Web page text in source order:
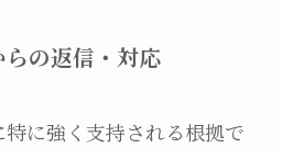
の返信・対応
に強く支持される根拠で